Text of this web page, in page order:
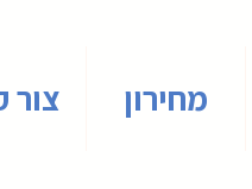
מחירון צור